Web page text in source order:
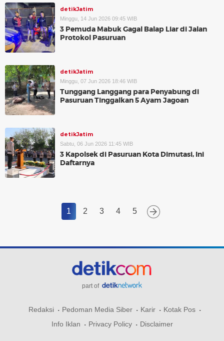
detikJatim
Minggu, 14 Jun 2026 09:45 WIB
3 Pemuda Mabuk Gagal Balap Liar di Jalan
Protokol Pasuruan
detikJatim
Minggu, 07 Jun 2026 18:46 WIB
Tunggang Langgang para Penyabung di
Pasuruan Tinggalkan 5 Ayam Jagoan
detikJatim
Sabtu, 06 Jun 2026 11:45 WIB
3 Kapolsek di Pasuruan Kota Dimutasi, Ini
Daftarnya
1 2 3 4 5
part of
Redaksi Pedoman Media Siber Karir
Kotak Pos
Info Iklan
Privacy Policy Disclaimer